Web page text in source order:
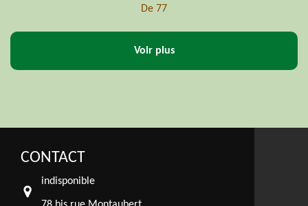
De Professionnel
Voir plus
CONTACT
indisponible